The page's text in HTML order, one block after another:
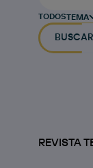
TODOSTEMA
BUSCAR
REVISTA